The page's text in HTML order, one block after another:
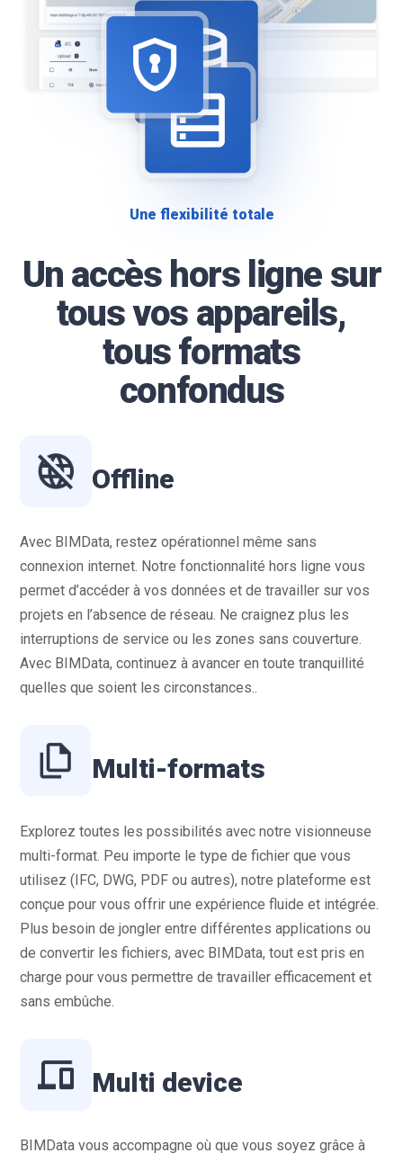
Une flexibilité totale
Un accès hors ligne sur
tous vos appareils,
tous formats
confondus
Offline
Avec BIMData, restez opérationnel même sans
connexion internet. Notre fonctionnalité hors ligne vous
permet d’accéder à vos données et de travailler sur vos
projets en l’absence de réseau. Ne craignez plus les
interruptions de service ou les zones sans couverture.
Avec BIMData, continuez à avancer en toute tranquillité
quelles que soient les circonstances..
Multi-formats
Explorez toutes les possibilités avec notre visionneuse
multi-format. Peu importe le type de fichier que vous
utilisez (IFC, DWG, PDF ou autres), notre plateforme est
conçue pour vous offrir une expérience fluide et intégrée.
Plus besoin de jongler entre différentes applications ou
de convertir les fichiers, avec BIMData, tout est pris en
charge pour vous permettre de travailler efficacement et
sans embûche.
Multi device
BIMData vous accompagne où que vous soyez grâce à